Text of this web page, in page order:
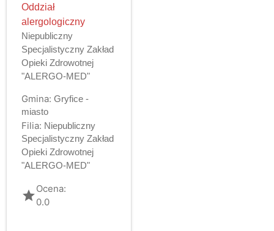
Oddział
alergologiczny
Niepubliczny
Specjalistyczny Zakład
Opieki Zdrowotnej
"ALERGO-MED"
Gmina: Gryfice -
miasto
Filia: Niepubliczny
Specjalistyczny Zakład
Opieki Zdrowotnej
"ALERGO-MED"
gradeOcena:
0.0